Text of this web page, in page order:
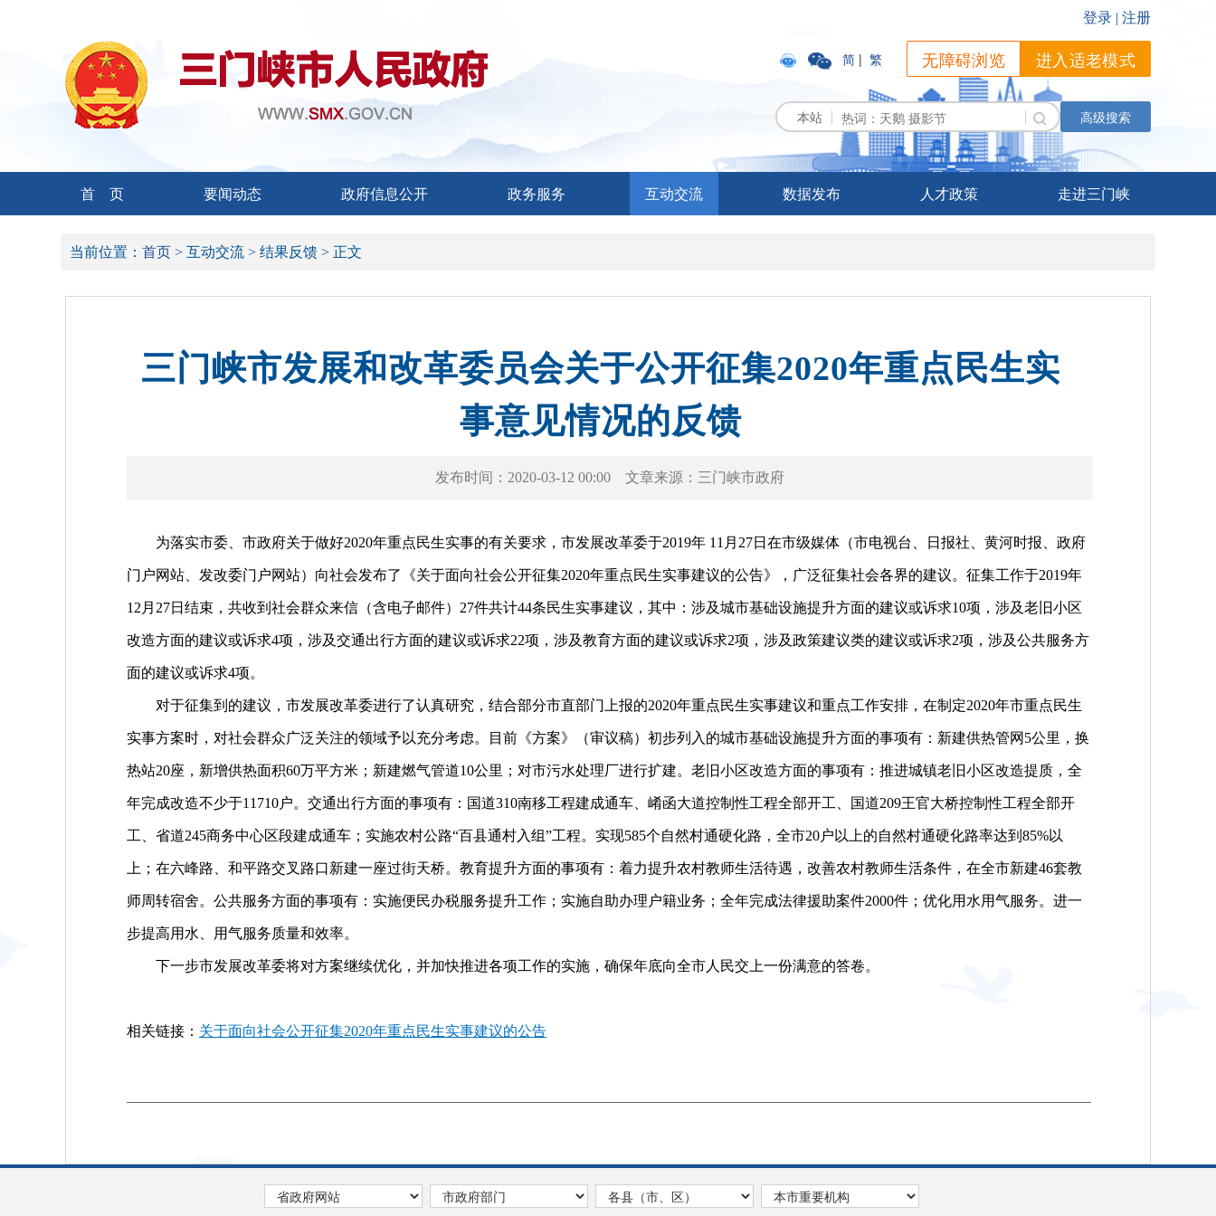
简 | 繁 无障碍浏览 进入适老模式
本站 高级搜索
首 页 要闻动态 政府信息公开 政务服务 互动交流 数据发布 人才政策 走进三门峡
当前位置： 首页 > 互动交流 > 结果反馈 > 正文
三门峡市发展和改革委员会关于公开征集2020年重点民生实
事意见情况的反馈
发布时间： 2020-03-12 00:00 文章来源： 三门峡市政府
为落实市委、市政府关于做好2020年重点民生实事的有关要求，市发展改革委于2019年 11月27日在市级媒体（市电视台、日报社、黄河时报、政府
门户网站、发改委门户网站）向社会发布了《关于面向社会公开征集2020年重点民生实事建议的公告》，广泛征集社会各界的建议。征集工作于2019年
12月27日结束，共收到社会群众来信（含电子邮件）27件共计44条民生实事建议，其中：涉及城市基础设施提升方面的建议或诉求10项，涉及老旧小区
改造方面的建议或诉求4项，涉及交通出行方面的建议或诉求22项，涉及教育方面的建议或诉求2项，涉及政策建议类的建议或诉求2项，涉及公共服务方
面的建议或诉求4项。
对于征集到的建议，市发展改革委进行了认真研究，结合部分市直部门上报的2020年重点民生实事建议和重点工作安排，在制定2020年市重点民生
实事方案时，对社会群众广泛关注的领域予以充分考虑。目前《方案》（审议稿）初步列入的城市基础设施提升方面的事项有：新建供热管网5公里，换
热站20座，新增供热面积60万平方米；新建燃气管道10公里；对市污水处理厂进行扩建。老旧小区改造方面的事项有：推进城镇老旧小区改造提质，全
年完成改造不少于11710户。交通出行方面的事项有：国道310南移工程建成通车、崤函大道控制性工程全部开工、国道209王官大桥控制性工程全部开
工、省道245商务中心区段建成通车；实施农村公路“百县通村入组”工程。实现585个自然村通硬化路，全市20户以上的自然村通硬化路率达到85%以
上；在六峰路、和平路交叉路口新建一座过街天桥。教育提升方面的事项有：着力提升农村教师生活待遇，改善农村教师生活条件，在全市新建46套教
师周转宿舍。公共服务方面的事项有：实施便民办税服务提升工作；实施自助办理户籍业务；全年完成法律援助案件2000件；优化用水用气服务。进一
步提高用水、用气服务质量和效率。
下一步市发展改革委将对方案继续优化，并加快推进各项工作的实施，确保年底向全市人民交上一份满意的答卷。
相关链接： 关于面向社会公开征集2020年重点民生实事建议的公告